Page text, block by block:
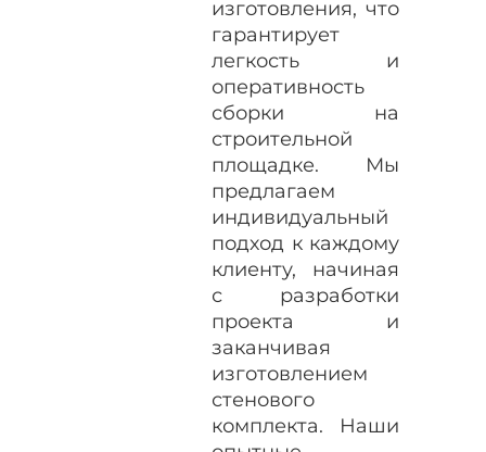
изготовления, что
гарантирует
легкость и
оперативность
сборки на
строительной
площадке. Мы
предлагаем
индивидуальный
подход к каждому
клиенту, начиная
с разработки
проекта и
заканчивая
изготовлением
стенового
комплекта. Наши